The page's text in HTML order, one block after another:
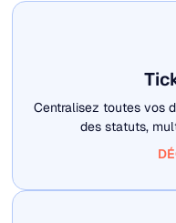
Centralisez toutes vos
des statuts,